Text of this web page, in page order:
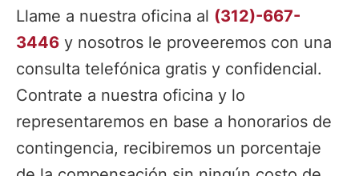
Llame a nuestra oficina al (312)-667-
3446 y nosotros le proveeremos con una
consulta telefónica gratis y confidencial.
Contrate a nuestra oficina y lo
representaremos en base a honorarios de
contingencia, recibiremos un porcentaje